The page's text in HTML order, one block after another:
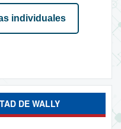
individuales
DE WALLY